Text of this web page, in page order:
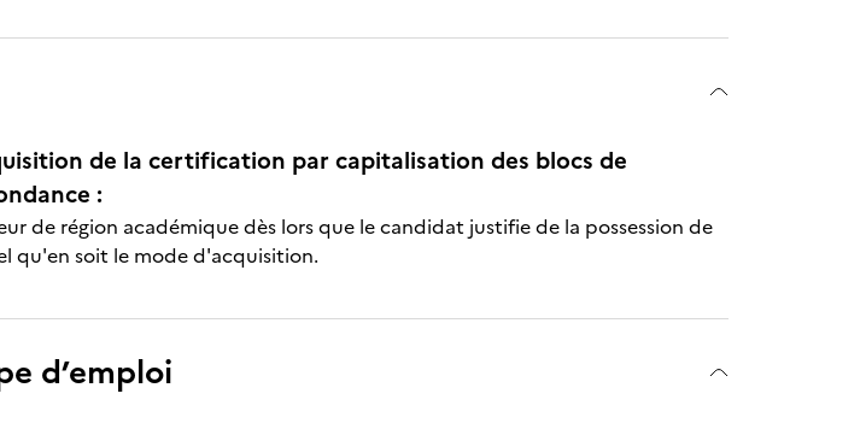
de la certification par capitalisation des blocs de
:
de région académique dès lors que le candidat justifie de la possession de
qu'en soit le mode d'acquisition.
d’emploi